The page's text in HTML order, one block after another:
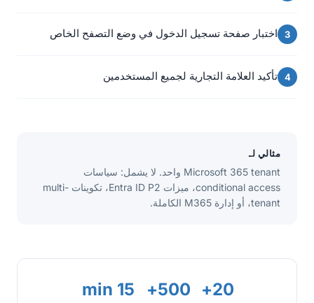
اختبار صفحة تسجيل الدخول في وضع التصفح الخاص
تأكيد العلامة التجارية لجميع المستخدمين
مثالي لـ
Microsoft 365 tenant واحد. لا يشمل: سياسات
conditional access، ميزات Entra ID P2، تكوينات multi-
tenant، أو إدارة M365 الكاملة.
20+
500+
15 min